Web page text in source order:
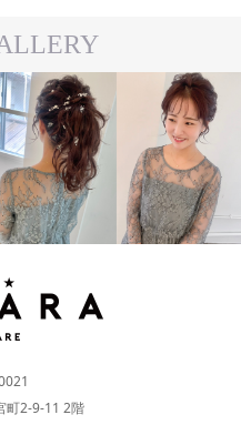
#ARRANGE
町2-9-11 2階